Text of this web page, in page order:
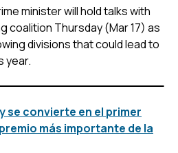
minister will hold talks with
coalition Thursday (Mar 17) as
divisions that could lead to
year.
se convierte en el primer
más importante de la